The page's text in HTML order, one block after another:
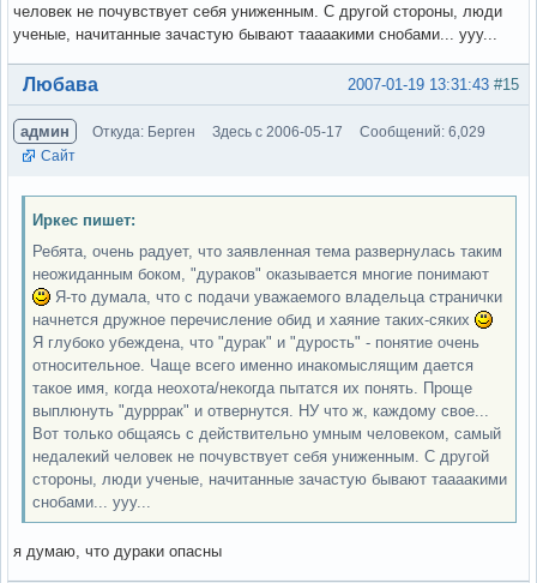
человек не почувствует себя униженным. С другой стороны, люди
ученые, начитанные зачастую бывают таааакими снобами... ууу...
Вне форума #15
2007-01-19 13:31:43
Любава
админ Откуда: Берген Здесь с 2006-05-17
Сообщений: 6,029
Сайт
Иркес пишет:
Ребята, очень радует, что заявленная тема развернулась таким
неожиданным боком, "дураков" оказывается многие понимают
Я-то думала, что с подачи уважаемого владельца странички
начнется дружное перечисление обид и хаяние таких-сяких
Я глубоко убеждена, что "дурак" и "дурость" - понятие очень
относительное. Чаще всего именно инакомыслящим дается
такое имя, когда неохота/некогда пытатся их понять. Проще
выплюнуть "дурррак" и отвернутся. НУ что ж, каждому свое...
Вот только общаясь с действительно умным человеком, самый
недалекий человек не почувствует себя униженным. С другой
стороны, люди ученые, начитанные зачастую бывают таааакими
снобами... ууу...
я думаю, что дураки опасны